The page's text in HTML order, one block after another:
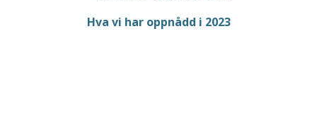
Hva vi har oppnådd i 2023